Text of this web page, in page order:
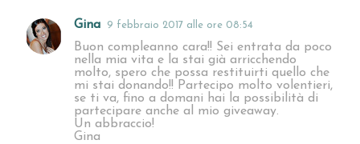
m
e
Gina 9 febbraio 2017 alle ore 08:54
Buon compleanno cara!! Sei entrata da poco
nella mia vita e la stai già arricchendo
molto, spero che possa restituirti quello che
mi stai donando!! Partecipo molto volentieri,
se ti va, fino a domani hai la possibilità di
partecipare anche al mio giveaway.
Un abbraccio!
Gina